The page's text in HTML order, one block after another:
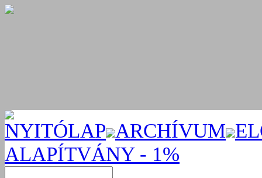
NYITÓLAP ARCHÍVUM
ALAPÍTVÁNY - 1%